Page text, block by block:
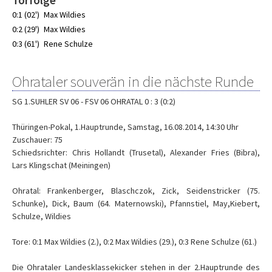
0:1 (02') Max Wildies
0:2 (29') Max Wildies
0:3 (61') Rene Schulze
Ohrataler souverän in die nächste Runde
SG 1.SUHLER SV 06 - FSV 06 OHRATAL 0 : 3 (0:2)
Thüringen-Pokal, 1.Hauptrunde, Samstag, 16.08.2014, 14:30 Uhr
Zuschauer: 75
Schiedsrichter: Chris Hollandt (Trusetal), Alexander Fries (Bibra),
Lars Klingschat (Meiningen)
Ohratal: Frankenberger, Blaschczok, Zick, Seidenstricker (75.
Schunke), Dick, Baum (64. Maternowski), Pfannstiel, May,Kiebert,
Schulze, Wildies
Tore: 0:1 Max Wildies (2.), 0:2 Max Wildies (29.), 0:3 Rene Schulze (61.)
Die Ohrataler Landesklassekicker stehen in der 2.Hauptrunde des